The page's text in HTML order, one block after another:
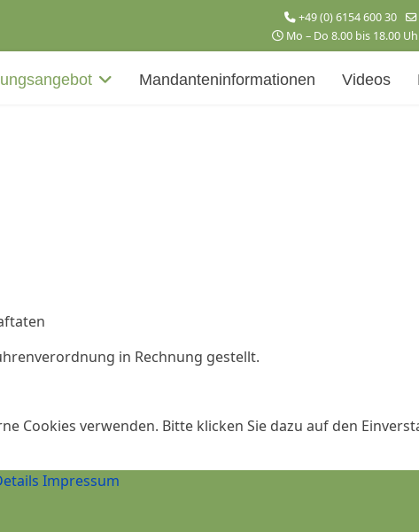
+49 (0) 6154 600 30
Mo – Do 8.00 bis 18.00
Mandanteninformationen Videos
in Rechnung gestellt.
Cookies verwenden. Bitte klicken Sie dazu auf den
Impressum